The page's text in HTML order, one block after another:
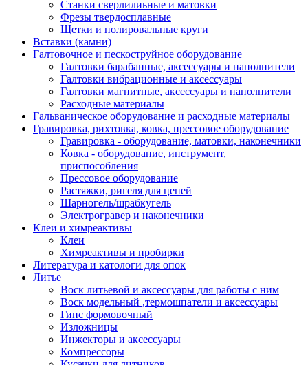
Станки сверлилиьные и матовки
Фрезы твердосплавные
Щетки и полировальные круги
Вставки (камни)
Галтовочное и пескоструйное оборудование
Галтовки барабанные, аксессуары и наполнители
Галтовки вибрационные и аксессуары
Галтовки магнитные, аксессуары и наполнители
Расходные материалы
Гальваническое оборудование и расходные материалы
Гравировка, рихтовка, ковка, прессовое оборудование
Гравировка - оборудование, матовки, наконечники
Ковка - оборудование, инструмент,
приспособления
Прессовое оборудование
Растяжки, ригеля для цепей
Шарногель/шрабкугель
Электрогравер и наконечники
Клеи и химреактивы
Клеи
Химреактивы и пробирки
Литература и катологи для опок
Литье
Воск литьевой и аксессуары для работы с ним
Воск модельный ,термошпатели и аксессуары
Гипс формовочный
Изложницы
Инжекторы и аксессуары
Компрессоры